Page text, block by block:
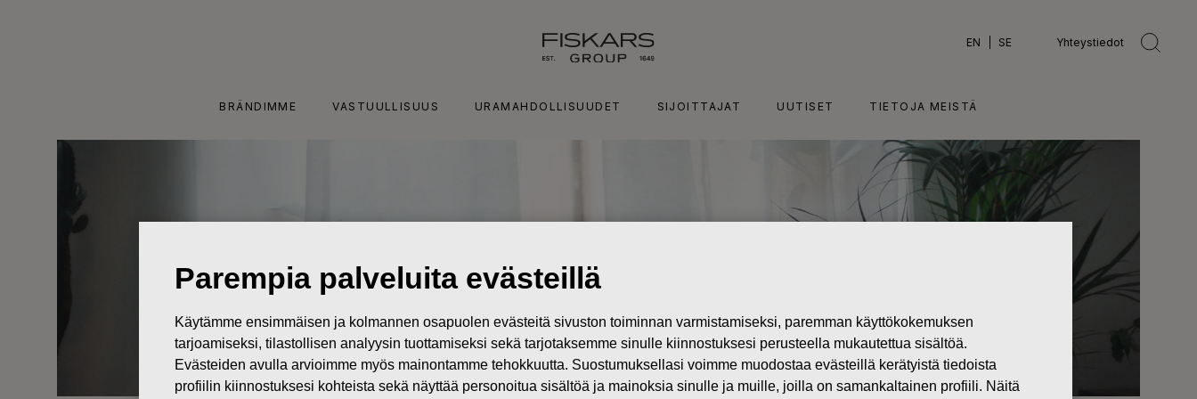
EN SE Yhteystiedot
BRÄNDIMME VASTUULLISUUS URAMAHDOLLISUUDET SIJOITTAJAT UUTISET TIETOJA MEISTÄ
Parempia palveluita evästeillä
Käytämme ensimmäisen ja kolmannen osapuolen evästeitä sivuston toiminnan varmistamiseksi, paremman käyttökokemuksen
tarjoamiseksi, tilastollisen analyysin tuottamiseksi sekä tarjotaksemme sinulle kiinnostuksesi perusteella mukautettua sisältöä.
Evästeiden avulla arvioimme myös mainontamme tehokkuutta. Suostumuksellasi voimme muodostaa evästeillä kerätyistä tiedoista
profiilin kiinnostuksesi kohteista sekä näyttää personoitua sisältöä ja mainoksia sinulle ja muille, joilla on samankaltainen profiili. Näitä